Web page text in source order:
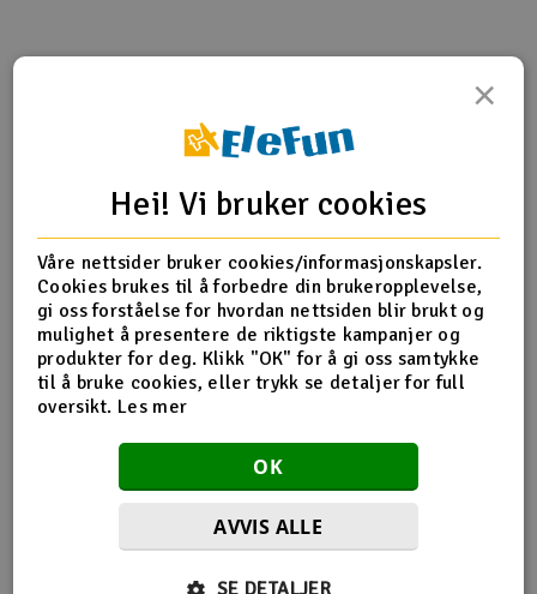
Radioutstyr
Raketter
Smarthjem, lek & hobby
Solenergi
Sparkesykler & elkjøretøy
Verktøy, utstyr & tilbehør
Produktinformasjon
Suspension arm set, front (includes upper right & left and
lower right & left arms) (1/16 Slash)
Flere detaljer
Produktet er
Reservedeler Traxxas
×
Hei! Vi bruker cookies
Våre nettsider bruker cookies/informasjonskapsler.
Cookies brukes til å forbedre din brukeropplevelse,
gi oss forståelse for hvordan nettsiden blir brukt og
mulighet å presentere de riktigste kampanjer og
produkter for deg. Klikk "OK" for å gi oss samtykke
til å bruke cookies, eller trykk se detaljer for full
oversikt. Les mer
OK
AVVIS ALLE
SE DETALJER